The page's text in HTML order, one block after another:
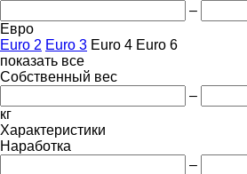
–
Евро
Euro 2 Euro 3 Euro 4 Euro 6
показать все
Собственный вес
–
кг
Характеристики
Наработка
–